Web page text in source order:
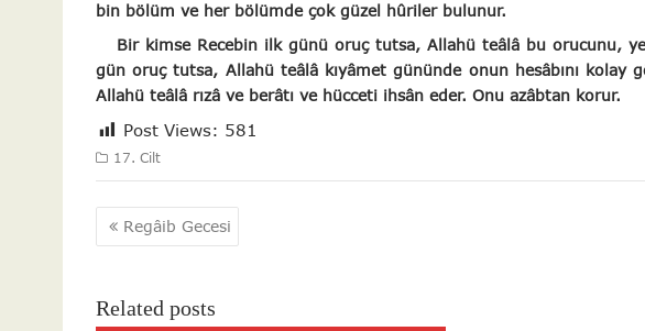
bin bölüm ve her bölümde çok güzel hûriler bulunur.
Bir kimse Recebin ilk günü oruç tutsa, Allahü teâlâ bu orucunu,
gün oruç tutsa, Allahü teâlâ kıyâmet gününde onun hesâbını kolay
Allahü teâlâ rızâ ve berâtı ve hücceti ihsân eder. Onu azâbtan korur.
Post Views: 581
17. Cilt
Yazı
gezinmesi
Regâib Gecesi
Related posts